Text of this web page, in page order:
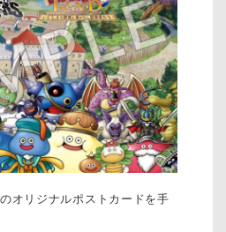
オリジナルポストカードを手